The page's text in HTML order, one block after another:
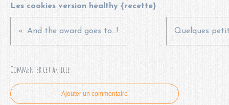
Les cookies version healthy {recette}
And the award goes to...! Quelques
Commenter cet article
Ajouter un commentaire